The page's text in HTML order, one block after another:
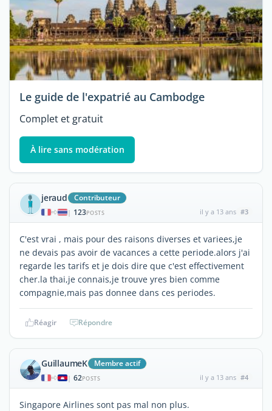
Le guide de l'expatrié au Cambodge
Complet et gratuit
À lire sans modération
jeraud Contributeur
| 123POSTS il y a 13 ans #3
C'est vrai , mais pour des raisons diverses et variees,je
ne devais pas avoir de vacances a cette periode.alors j'ai
regarde les tarifs et je dois dire que c'est effectivement
cher.la thai,je connais,je trouve yres bien comme
compagnie,mais pas donnee dans ces periodes.
Réagir Répondre
GuillaumeK Membre actif
| 62POSTS il y a 13 ans #4
Singapore Airlines sont pas mal non plus.